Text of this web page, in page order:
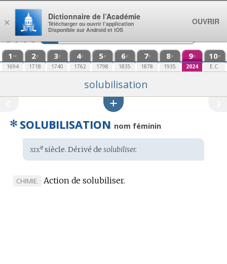
Aller au contenu
1 re
1694
2e
1718
3e
1740
4e
1762
5e
1798
6e
1835
7e
1878
8e
1935
9e
2024
10e
E.C.
solubilisation
✻ SOLUBILISATION nom féminin
Étymologie
:
xixesiècle. Dérivé de solubiliser.
MARQUE
CHIMIE. Action de solubiliser.
×
Dictionnaire de l’Académie
Télécharger ou ouvrir l’application
Disponible sur Android et iOS
OUVRIR